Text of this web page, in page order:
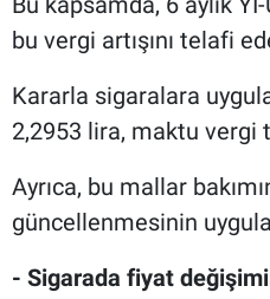
bu vergi artışını telafi
Kararla sigaralara
2,2953 lira, maktu vergi
Ayrıca, bu mallar
güncellenmesinin
- Sigarada fiyat